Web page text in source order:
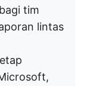
tim
lintas